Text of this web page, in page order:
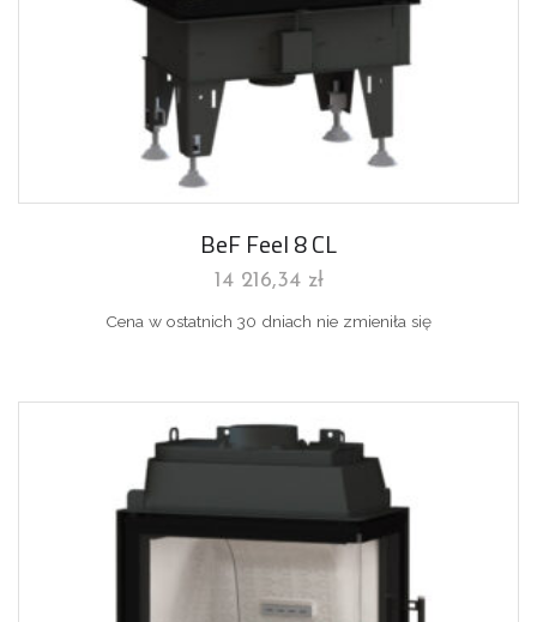
BeF Feel 8 CL
14 216,34 zł
Cena w ostatnich 30 dniach nie zmieniła się